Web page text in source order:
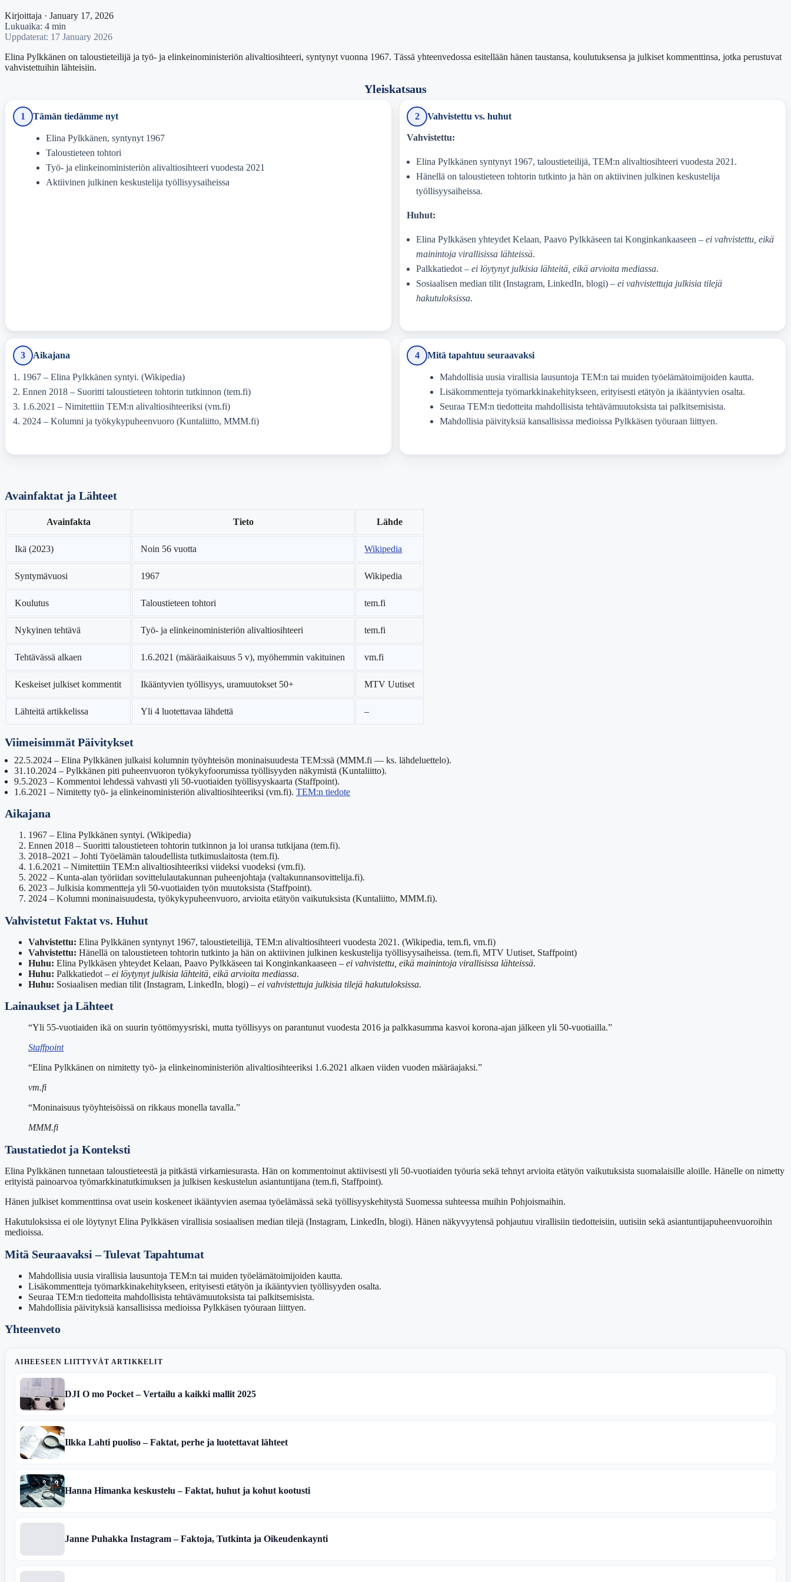
Kirjoittaja · January 17, 2026
Lukuaika: 4 min
Uppdaterat: 17 January 2026
Elina Pylkkänen on taloustieteilijä ja työ- ja elinkeinoministeriön alivaltiosihteeri, syntynyt vuonna 1967. Tässä yhteenvedossa esitellään hänen taustansa, koulutuksensa ja julkiset kommenttinsa, jotka perustuvat
vahvistettuihin lähteisiin.
Yleiskatsaus
1 Tämän tiedämme nyt
Elina Pylkkänen, syntynyt 1967
Taloustieteen tohtori
Työ- ja elinkeinoministeriön alivaltiosihteeri vuodesta 2021
Aktiivinen julkinen keskustelija työllisyysaiheissa
2 Vahvistettu vs. huhut
Vahvistettu:
Elina Pylkkänen syntynyt 1967, taloustieteilijä, TEM:n alivaltiosihteeri vuodesta 2021.
Hänellä on taloustieteen tohtorin tutkinto ja hän on aktiivinen julkinen keskustelija
työllisyysaiheissa.
Huhut:
Elina Pylkkäsen yhteydet Kelaan, Paavo Pylkkäseen tai Konginkankaaseen –ei vahvistettu, eikä
mainintoja virallisissa lähteissä.
Palkkatiedot –ei löytynyt julkisia lähteitä, eikä arvioita mediassa.
Sosiaalisen median tilit (Instagram, LinkedIn, blogi) –ei vahvistettuja julkisia tilejä
hakutuloksissa.
3 Aikajana
1967 – Elina Pylkkänen syntyi. (Wikipedia)
Ennen 2018 – Suoritti taloustieteen tohtorin tutkinnon (tem.fi)
1.6.2021 – Nimitettiin TEM:n alivaltiosihteeriksi (vm.fi)
2024 – Kolumni ja työkykypuheenvuoro (Kuntaliitto, MMM.fi)
4 Mitä tapahtuu seuraavaksi
Mahdollisia uusia virallisia lausuntoja TEM:n tai muiden työelämätoimijoiden kautta.
Lisäkommentteja työmarkkinakehitykseen, erityisesti etätyön ja ikääntyvien osalta.
Seuraa TEM:n tiedotteita mahdollisista tehtävämuutoksista tai palkitsemisista.
Mahdollisia päivityksiä kansallisissa medioissa Pylkkäsen työuraan liittyen.
Avainfaktat ja Lähteet
Avainfakta Tieto Lähde
Ikä (2023) Noin 56 vuotta Wikipedia
Syntymävuosi 1967 Wikipedia
Koulutus Taloustieteen tohtori tem.fi
Nykyinen tehtävä Työ- ja elinkeinoministeriön alivaltiosihteeri tem.fi
Tehtävässä alkaen 1.6.2021 (määräaikaisuus 5 v), myöhemmin vakituinen vm.fi
Keskeiset julkiset kommentit Ikääntyvien työllisyys, uramuutokset 50+ MTV Uutiset
Lähteitä artikkelissa Yli 4 luotettavaa lähdettä –
Viimeisimmät Päivitykset
22.5.2024 – Elina Pylkkänen julkaisi kolumnin työyhteisön moninaisuudesta TEM:ssä (MMM.fi — ks. lähdeluettelo).
31.10.2024 – Pylkkänen piti puheenvuoron työkykyfoorumissa työllisyyden näkymistä (Kuntaliitto).
9.5.2023 – Kommentoi lehdessä vahvasti yli 50-vuotiaiden työllisyyskaarta (Staffpoint).
1.6.2021 – Nimitetty työ- ja elinkeinoministeriön alivaltiosihteeriksi (vm.fi). TEM:n tiedote
Aikajana
1967 – Elina Pylkkänen syntyi. (Wikipedia)
Ennen 2018 – Suoritti taloustieteen tohtorin tutkinnon ja loi uransa tutkijana (tem.fi).
2018–2021 – Johti Työelämän taloudellista tutkimuslaitosta (tem.fi).
1.6.2021 – Nimitettiin TEM:n alivaltiosihteeriksi viideksi vuodeksi (vm.fi).
2022 – Kunta-alan työriidan sovittelulautakunnan puheenjohtaja (valtakunnansovittelija.fi).
2023 – Julkisia kommentteja yli 50-vuotiaiden työn muutoksista (Staffpoint).
2024 – Kolumni moninaisuudesta, työkykypuheenvuoro, arvioita etätyön vaikutuksista (Kuntaliitto, MMM.fi).
Vahvistetut Faktat vs. Huhut
Vahvistettu: Elina Pylkkänen syntynyt 1967, taloustieteilijä, TEM:n alivaltiosihteeri vuodesta 2021. (Wikipedia, tem.fi, vm.fi)
Vahvistettu: Hänellä on taloustieteen tohtorin tutkinto ja hän on aktiivinen julkinen keskustelija työllisyysaiheissa. (tem.fi, MTV Uutiset, Staffpoint)
Huhu: Elina Pylkkäsen yhteydet Kelaan, Paavo Pylkkäseen tai Konginkankaaseen – ei vahvistettu, eikä mainintoja virallisissa lähteissä.
Huhu: Palkkatiedot – ei löytynyt julkisia lähteitä, eikä arvioita mediassa.
Huhu: Sosiaalisen median tilit (Instagram, LinkedIn, blogi) – ei vahvistettuja julkisia tilejä hakutuloksissa.
Lainaukset ja Lähteet
“Yli 55-vuotiaiden ikä on suurin työttömyysriski, mutta työllisyys on parantunut vuodesta 2016 ja palkkasumma kasvoi korona-ajan jälkeen yli 50-vuotiailla.”
Staffpoint
“Elina Pylkkänen on nimitetty työ- ja elinkeinoministeriön alivaltiosihteeriksi 1.6.2021 alkaen viiden vuoden määräajaksi.”
vm.fi
“Moninaisuus työyhteisöissä on rikkaus monella tavalla.”
MMM.fi
Taustatiedot ja Konteksti
Elina Pylkkänen tunnetaan taloustieteestä ja pitkästä virkamiesurasta. Hän on kommentoinut aktiivisesti yli 50-vuotiaiden työuria sekä tehnyt arvioita etätyön vaikutuksista suomalaisille aloille. Hänelle on nimetty
erityistä painoarvoa työmarkkinatutkimuksen ja julkisen keskustelun asiantuntijana (tem.fi, Staffpoint).
Hänen julkiset kommenttinsa ovat usein koskeneet ikääntyvien asemaa työelämässä sekä työllisyyskehitystä Suomessa suhteessa muihin Pohjoismaihin.
Hakutuloksissa ei ole löytynyt Elina Pylkkäsen virallisia sosiaalisen median tilejä (Instagram, LinkedIn, blogi). Hänen näkyvyytensä pohjautuu virallisiin tiedotteisiin, uutisiin sekä asiantuntijapuheenvuoroihin
medioissa.
Mitä Seuraavaksi – Tulevat Tapahtumat
Mahdollisia uusia virallisia lausuntoja TEM:n tai muiden työelämätoimijoiden kautta.
Lisäkommentteja työmarkkinakehitykseen, erityisesti etätyön ja ikääntyvien työllisyyden osalta.
Seuraa TEM:n tiedotteita mahdollisista tehtävämuutoksista tai palkitsemisista.
Mahdollisia päivityksiä kansallisissa medioissa Pylkkäsen työuraan liittyen.
Yhteenveto
AIHEESEEN LIITTYVÄT ARTIKKELIT
DJI O mo Pocket – Vertailu a kaikki mallit 2025
Ilkka Lahti puoliso – Faktat, perhe ja luotettavat lähteet
Hanna Himanka keskustelu – Faktat, huhut ja kohut kootusti
Janne Puhakka Instagram – Faktoja, Tutkinta ja Oikeudenkaynti